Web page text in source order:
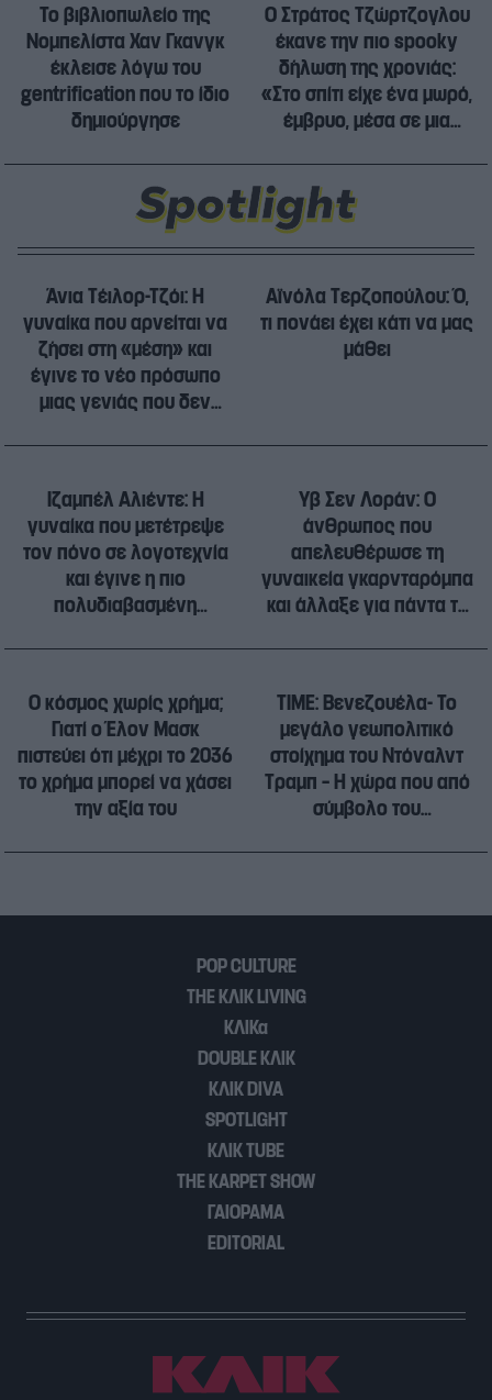
Το βιβλιοπωλείο της
Νομπελίστα Χαν Γκανγκ
έκλεισε λόγω του
gentrification που το ίδιο
δημιούργησε
O Στράτος Τζώρτζογλου
έκανε την πιο spooky
δήλωση της χρονιάς:
«Στο σπίτι είχε ένα μωρό,
έμβρυο, μέσα σε μια
Άνια Τέιλορ-Τζόι: Η
γυναίκα που αρνείται να
ζήσει στη «μέση» και
έγινε το νέο πρόσωπο
μιας γενιάς που δεν
Αϊνόλα Τερζοπούλου: Ό,
τι πονάει έχει κάτι να μας
μάθει
Ιζαμπέλ Αλιέντε: Η
γυναίκα που μετέτρεψε
τον πόνο σε λογοτεχνία
και έγινε η πιο
πολυδιαβασμένη
ισπανόφωνου κόσμου
Υβ Σεν Λοράν: Ο
άνθρωπος που
απελευθέρωσε τη
γυναικεία γκαρνταρόμπα
και άλλαξε για πάντα τη
Ο κόσμος χωρίς χρήμα;
Γιατί ο Έλον Μασκ
πιστεύει ότι μέχρι το 2036
το χρήμα μπορεί να χάσει
την αξία του
TIME: Βενεζουέλα- Το
μεγάλο γεωπολιτικό
στοίχημα του Ντόναλντ
Τραμπ – Η χώρα που από
σύμβολο του
γίνεται πεδίο
ενεργειακής
POP CULTURE
THE ΚΛΙΚ LIVING
ΚΛΙΚα
DOUBLE ΚΛΙΚ
ΚΛΙΚ DIVA
SPOTLIGHT
ΚΛΙΚ TUBE
THE KARPET SHOW
ΓΑΙΟΡΑΜΑ
EDITORIAL